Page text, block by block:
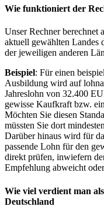
Wie funktioniert der
Unser Rechner berechnet
aktuell gewählten Landes
der jeweiligen anderen
Beispiel: Für einen
Ausbildung wird auf
Jahreslohn von 32.400
gewisse Kaufkraft bzw.
Möchten Sie diesen
müssten Sie dort
Darüber hinaus wird für
passende Lohn für den
direkt prüfen, inwiefern
Empfehlung abweicht
Wie viel verdient man als
Deutschland